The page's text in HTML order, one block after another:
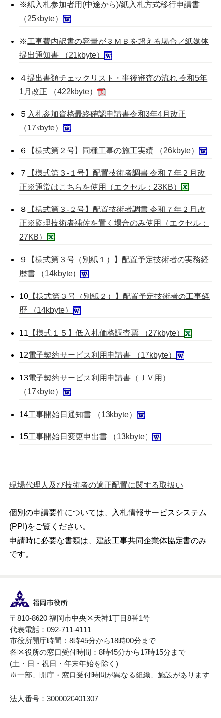
※紙入札参加者用(中途から)/紙入札方式移行申請書
（25kbyte）
※工事費内訳書の容量が３ＭＢを超える場合／紙媒体
提出通知書 （21kbyte）
４提出書類チェックリスト・事後審査の流れ 令和5年
1月改正 （422kbyte）
５ 入札参加資格最終確認申請書令和3年4月改正
（17kbyte）
６ 【様式第２号】同種工事の施工実績 （26kbyte）
７
【様式第３-１号】配置技術者調書 令和７年２月改
正※通常はこちらを使用（エクセル：23KB）
８
【様式第３-２号】配置技術者調書 令和７年２月改
正※監理技術者補佐を置く場合のみ使用（エクセル：
27KB）
９
【様式第３号（別紙１）】配置予定技術者の実務経
歴書 （14kbyte）
10 【様式第３号（別紙２）】配置予定技術者の工事経
歴 （14kbyte）
11 【様式１５】低入札価格調査票 （27kbyte）
12電子契約サービス利用申請書 （17kbyte）
13電子契約サービス利用申請書（ＪＶ用）
（17kbyte）
14工事開始日通知書 （13kbyte）
15工事開始日変更申出書 （13kbyte）
現場代理人及び技術者の適正配置に関する取扱い
個別の申請要件については、入札情報サービスシステム
(PPI)をご覧ください。
申請時に必要な書類は、建設工事共同企業体協定書のみ
です。
〒810-8620 福岡市中央区天神1丁目8番1号
代表電話：092-711-4111
市役所開庁時間：8時45分から18時00分まで
各区役所の窓口受付時間：8時45分から17時15分まで
(土・日・祝日・年末年始を除く)
※一部、開庁・窓口受付時間が異なる組織、施設があります
法人番号：3000020401307